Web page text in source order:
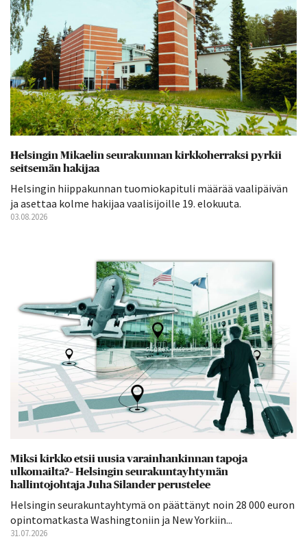
Helsingin Mikaelin seurakunnan kirkkoherraksi pyrkii
seitsemän hakijaa
Helsingin hiippakunnan tuomiokapituli määrää vaalipäivän
ja asettaa kolme hakijaa vaalisijoille 19. elokuuta.
03.08.2026
Miksi kirkko etsii uusia varainhankinnan tapoja
ulkomailta?– Helsingin seurakuntayhtymän
hallintojohtaja Juha Silander perustelee
Helsingin seurakuntayhtymä on päättänyt noin 28 000 euron
opintomatkasta Washingtoniin ja New Yorkiin...
31.07.2026